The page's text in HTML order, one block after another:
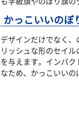
かっこいいのぼ
デザインだけでなく
リッシュな形のセイ
を与えます。インパ
なため、かっこいいの